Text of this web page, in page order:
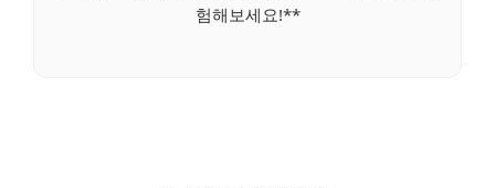
험해보세요!**